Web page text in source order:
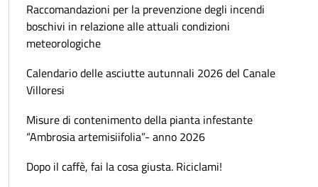
Raccomandazioni per la prevenzione degli incendi
boschivi in relazione alle attuali condizioni
meteorologiche
Calendario delle asciutte autunnali 2026 del Canale
Villoresi
Misure di contenimento della pianta infestante
“Ambrosia artemisiifolia”- anno 2026
Dopo il caffè, fai la cosa giusta. Riciclami!